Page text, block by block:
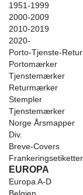
1951-1999
2000-2009
2010-2019
2020-
Porto-Tjenste-
Portomærker
Tjenstemærker
Returmærker
Stempler
Tjenstemærker
Norge Årsmapper
Div.
Breve-Covers
EUROPA
Europa A-D